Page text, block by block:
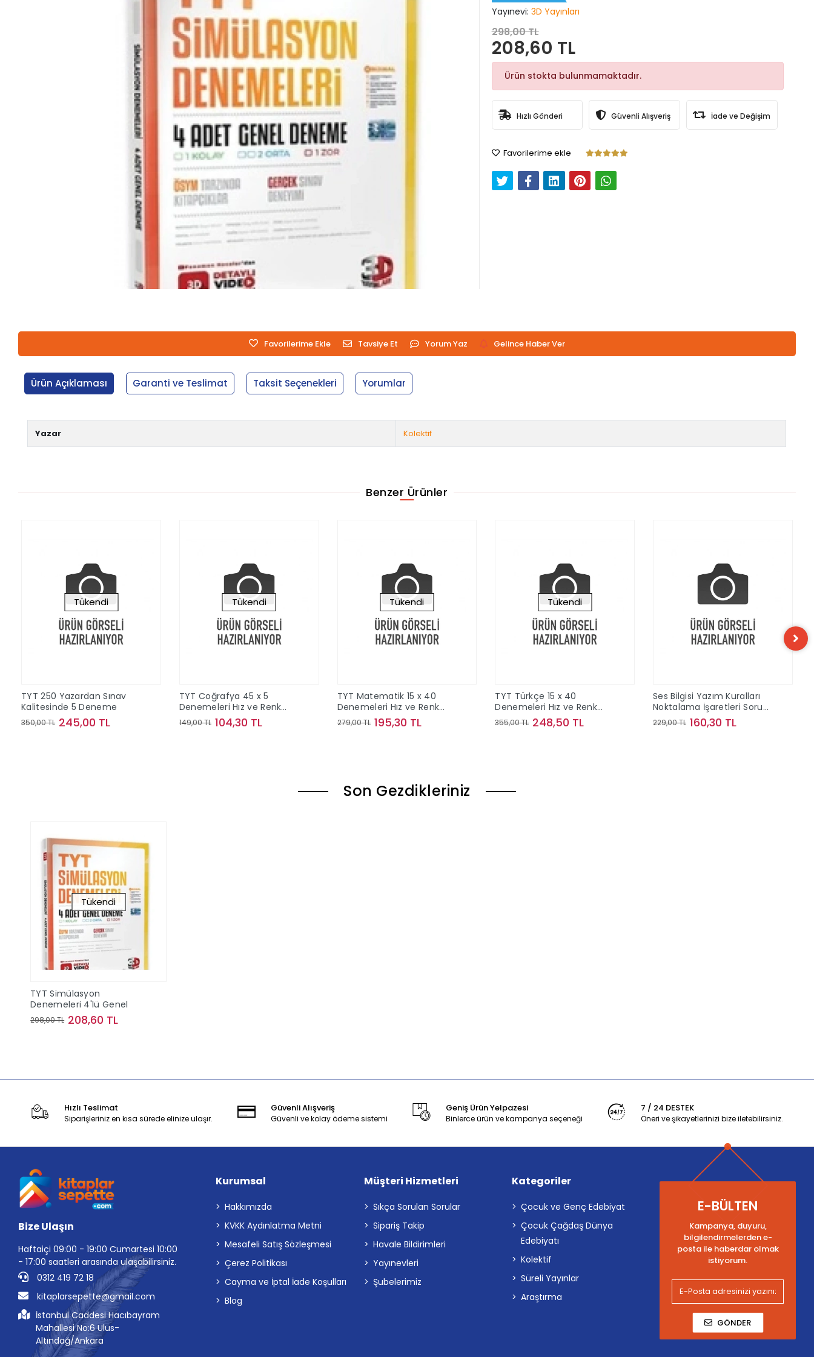
Yayınevi: 3D Yayınları
298,00 TL
208,60 TL
Ürün stokta bulunmamaktadır.
Hızlı Gönderi Güvenli Alışveriş İade ve Değişim
Favorilerime ekle
Favorilerime Ekle Tavsiye Et Yorum Yaz Gelince Haber Ver
Ürün Açıklaması Garanti ve Teslimat Taksit Seçenekleri Yorumlar
Yazar Kolektif
Benzer Ürünler
Tükendi
TYT 250 Yazardan Sınav
Kalitesinde 5 Deneme
350,00 TL 245,00 TL
Tükendi
TYT Coğrafya 45 x 5
Denemeleri Hız ve Renk
Yayınları
149,00 TL 104,30 TL
Tükendi
TYT Matematik 15 x 40
Denemeleri Hız ve Renk
Yayınları
279,00 TL 195,30 TL
Tükendi
TYT Türkçe 15 x 40
Denemeleri Hız ve Renk
Yayınları
355,00 TL 248,50 TL
Ses Bilgisi Yazım Kuralları
Noktalama İşaretleri Soru
ve Konu Kampı Bilgi Sarmal
Yayınları
229,00 TL 160,30 TL
Son Gezdikleriniz
Tükendi
TYT Simülasyon
Denemeleri 4'lü Genel
298,00 TL 208,60 TL
Hızlı Teslimat
Siparişleriniz en kısa sürede elinize ulaşır.
Güvenli Alışveriş
Güvenli ve kolay ödeme sistemi
Geniş Ürün Yelpazesi
Binlerce ürün ve kampanya seçeneği
7 / 24 DESTEK
Öneri ve şikayetlerinizi bize iletebilirsiniz.
Bize Ulaşın
Haftaiçi 09:00 - 19:00 Cumartesi 10:00
- 17:00 saatleri arasında ulaşabilirsiniz.
0312 419 72 18
kitaplarsepette@gmail.com
İstanbul Caddesi Hacıbayram
Mahallesi No:6 Ulus-
Altındağ/Ankara
Kurumsal
Hakkımızda
KVKK Aydınlatma Metni
Mesafeli Satış Sözleşmesi
Çerez Politikası
Cayma ve İptal İade Koşulları
Blog
Müşteri Hizmetleri
Sıkça Sorulan Sorular
Sipariş Takip
Havale Bildirimleri
Yayınevleri
Şubelerimiz
Kategoriler
Çocuk ve Genç Edebiyat
Çocuk Çağdaş Dünya
Edebiyatı
Kolektif
Süreli Yayınlar
Araştırma
E-BÜLTEN
Kampanya, duyuru,
bilgilendirmelerden e-
posta ile haberdar olmak
istiyorum.
GÖNDER